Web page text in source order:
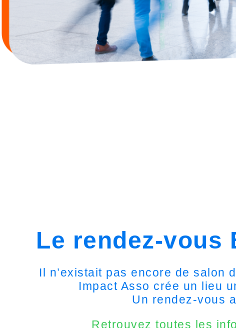
Le rendez-vous
Il n’existait pas encore de salon
Impact Asso crée un lieu
Un rendez-vous
Retrouvez toutes les